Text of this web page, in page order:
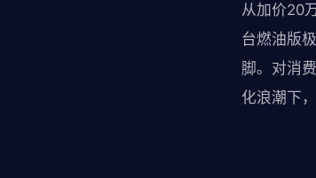
从加价20
台燃油版
脚。对消
化浪潮下